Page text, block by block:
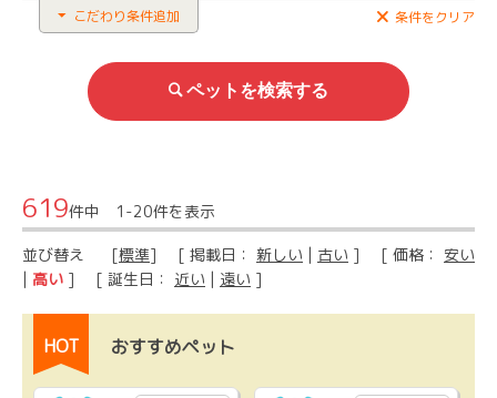
こだわり条件追加 条件をクリア
619件中 1-20件を表示
並び替え [標準] [ 掲載日： 新しい | 古い ] [ 価格： 安い
| 高い ] [ 誕生日： 近い | 遠い ]
HOT おすすめペット